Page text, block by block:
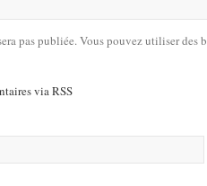
pas publiée. Vous pouvez utiliser des
via RSS